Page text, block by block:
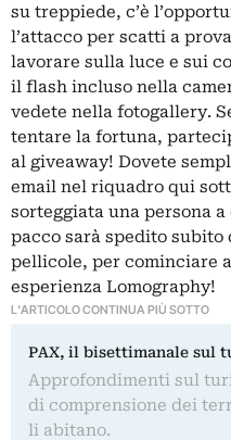
su treppiede, c’è
l’attacco per scatti a
lavorare sulla luce e sui
il flash incluso nella
vedete nella fotogallery.
tentare la fortuna,
al giveaway! Dovete
email nel riquadro qui
sorteggiata una persona
pacco sarà spedito subito
pellicole, per cominciare
esperienza Lomography!
L'ARTICOLO CONTINUA PIÙ SOTTO
PAX, il bisettimanale sul
Approfondimenti sul
di comprensione dei
li abitano.